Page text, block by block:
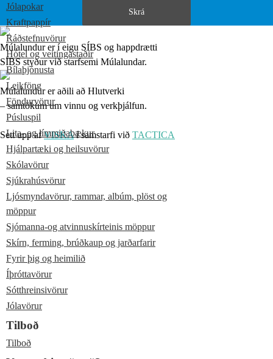
Jólapokar
Kraftpappír
Ráðstefnuvörur
Hótel og veitingastaðir
Bílaþjónusta
Leikföng
Föndurvörur
Púsluspil
Lita- og límmiðabækur
Hjálpartæki og heilsuvörur
Skólavörur
Sjúkrahúsvörur
Ljósmyndavörur, rammar, albúm, plöst og
möppur
Sjómanna-og atvinnuskírteinis möppur
Skírn, ferming, brúðkaup og jarðarfarir
Fyrir þig og heimilið
Íþróttavörur
Sótthreinsivörur
Jólavörur
Tilboð
Tilboð
Múlalundur er í eigu SÍBS og happdrætti
SÍBS styður við starfsemi Múlalundar.
Múlalundur er aðili að Hlutverki
– samtökum um vinnu og verkþjálfun.
Sett upp afVISKAí samstarfi við TACTICA